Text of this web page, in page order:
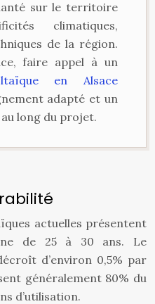
sur le territoire
climatiques,
de la région.
faire appel à un
en Alsace
adapté et un
long du projet.
actuelles présentent
de 25 à 30 ans. Le
d’environ 0,5% par
généralement 80% du
d’utilisation.